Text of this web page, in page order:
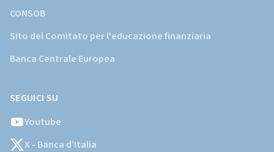
CONSOB
Sito del Comitato per l'educazione finanziaria
Banca Centrale Europea
SEGUICI SU
Youtube
X - Banca d’Italia